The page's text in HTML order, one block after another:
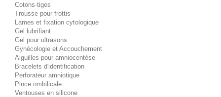
Cotons-tiges
Trousse pour frottis
Lames et fixation cytologique
Gel lubrifiant
Gel pour ultrasons
Gynécologie et Accouchement
Aiguilles pour amniocentèse
Bracelets d'identification
Perforateur amniotique
Pince ombilicale
Ventouses en silicone